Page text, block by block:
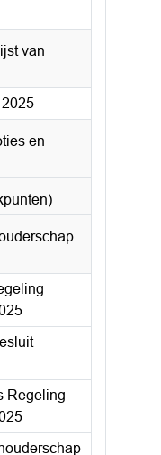
van
2025
en
Regeling